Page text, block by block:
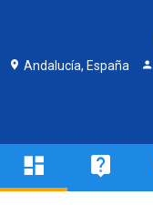
Andalucía, España